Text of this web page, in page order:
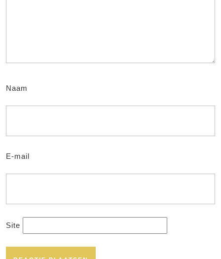
Naam
E-mail
Site